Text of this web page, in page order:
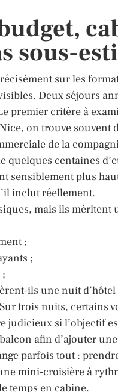
sous-
sur les
Deux séjours
premier critère à
on trouve souvent
de la
quelques centaines
plus
inclut réellement.
mais ils méritent
;
;
ils une nuit d’hôtel
trois nuits, certains
si l’objectif
afin d’ajouter
parfois tout :
mini-croisière à
temps en cabine.